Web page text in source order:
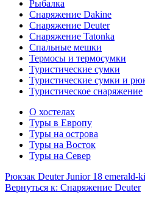
Рыбалка
Снаряжение Dakine
Снаряжение Deuter
Снаряжение Tatonka
Спальные мешки
Термосы и термосумки
Туристические сумки
Туристические сумки и
Туристическое снаряжение
О хостелах
Туры в Европу
Туры на острова
Туры на Восток
Туры на Север
Рюкзак Deuter Junior 18 emerald-
Вернуться к: Снаряжение Deuter